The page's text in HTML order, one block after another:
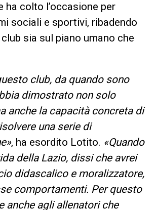
ha colto l’occasione per
sociali e sportivi, ribadendo
club sia sul piano umano che
club, da quando sono
dimostrato non solo
anche la capacità concreta di
una serie di
, ha esordito Lotito. «Quando
della Lazio, dissi che avrei
didascalico e moralizzatore,
comportamenti. Per questo
anche agli allenatori che